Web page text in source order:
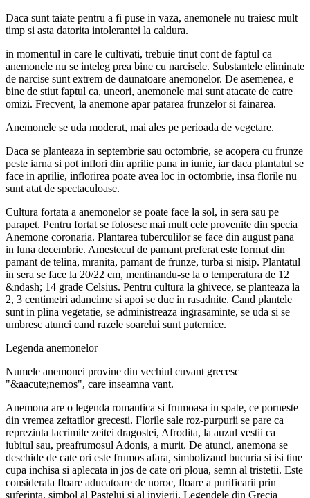
Daca sunt taiate pentru a fi puse in vaza, anemonele nu traiesc mult
timp si asta datorita intolerantei la caldura.
in momentul in care le cultivati, trebuie tinut cont de faptul ca
anemonele nu se inteleg prea bine cu narcisele. Substantele eliminate
de narcise sunt extrem de daunatoare anemonelor. De asemenea, e
bine de stiut faptul ca, uneori, anemonele mai sunt atacate de catre
omizi. Frecvent, la anemone apar patarea frunzelor si fainarea.
Anemonele se uda moderat, mai ales pe perioada de vegetare.
Daca se planteaza in septembrie sau octombrie, se acopera cu frunze
peste iarna si pot inflori din aprilie pana in iunie, iar daca plantatul se
face in aprilie, inflorirea poate avea loc in octombrie, insa florile nu
sunt atat de spectaculoase.
Cultura fortata a anemonelor se poate face la sol, in sera sau pe
parapet. Pentru fortat se folosesc mai mult cele provenite din specia
Anemone coronaria. Plantarea tuberculilor se face din august pana
in luna decembrie. Amestecul de pamant preferat este format din
pamant de telina, mranita, pamant de frunze, turba si nisip. Plantatul
in sera se face la 20/22 cm, mentinandu-se la o temperatura de 12
&ndash; 14 grade Celsius. Pentru cultura la ghivece, se planteaza la
2, 3 centimetri adancime si apoi se duc in rasadnite. Cand plantele
sunt in plina vegetatie, se administreaza ingrasaminte, se uda si se
umbresc atunci cand razele soarelui sunt puternice.
Legenda anemonelor
Numele anemonei provine din vechiul cuvant grecesc
"&aacute;nemos", care inseamna vant.
Anemona are o legenda romantica si frumoasa in spate, ce porneste
din vremea zeitatilor grecesti. Florile sale roz-purpurii se pare ca
reprezinta lacrimile zeitei dragostei, Afrodita, la auzul vestii ca
iubitul sau, preafrumosul Adonis, a murit. De atunci, anemona se
deschide de cate ori este frumos afara, simbolizand bucuria si isi tine
cupa inchisa si aplecata in jos de cate ori ploua, semn al tristetii. Este
considerata floare aducatoare de noroc, floare a purificarii prin
suferinta, simbol al Pastelui si al invierii. Legendele din Grecia